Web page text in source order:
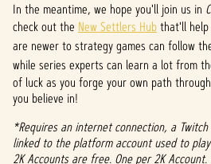
asz
zgod
ę na
polity
kę
pryw
ci
YouTu
In the meantime, we hope you'll join us in
check out the New Settlers Hubthat'll
are newer to strategy games can follow
while series experts can learn a lot from
of luck as you forge your own path
you believe in!
*Requires an internet connection, a
linked to the platform account used to
2K Accounts are free. One per 2K